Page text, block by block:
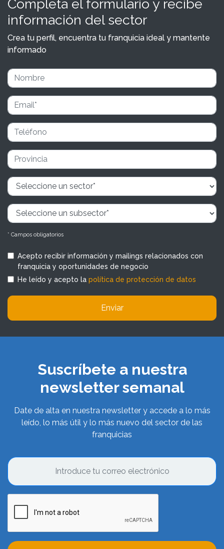
Completa el formulario y recibe
información del sector
Crea tu perfil, encuentra tu franquicia ideal y mantente
informado
* Campos obligatorios
Acepto recibir información y mailings relacionados con
franquicia y oportunidades de negocio
He leído y acepto la política de protección de datos
Enviar
Suscríbete a nuestra
newsletter semanal
Date de alta en nuestra newsletter y accede a lo más
leído, lo más útil y lo más nuevo del sector de las
franquicias